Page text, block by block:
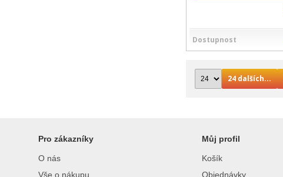
Dostupnost
24 dalších...
Pro zákazníky
O nás
Vše o nákupu
Můj profil
Košík
Objednávky